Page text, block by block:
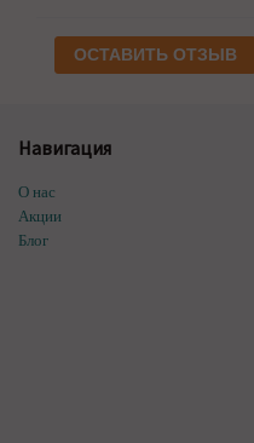
ОСТАВИТЬ ОТЗЫВ
Навигация
О нас
Акции
Блог